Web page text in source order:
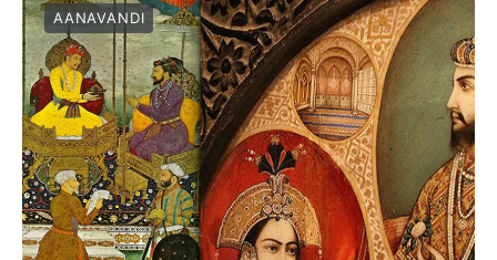
AANAVANDI